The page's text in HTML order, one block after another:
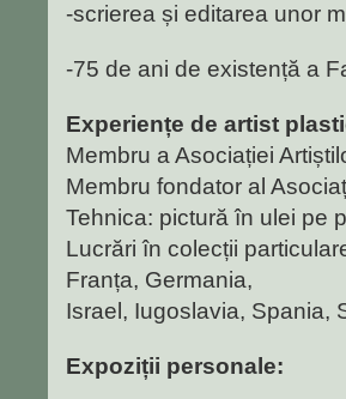
-scrierea și editarea unor
-75 de ani de existență a
Experiențe de artist
Membru a Asociației
Membru fondator al
Tehnica: pictură în ulei pe
Lucrări în colecții
Franța, Germania,
Israel, Iugoslavia, Spania,
Expoziții personale: